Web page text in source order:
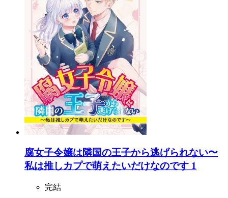
腐女子令嬢は隣国の王子から逃げられない〜
私は推しカプで萌えたいだけなのです 1
完結